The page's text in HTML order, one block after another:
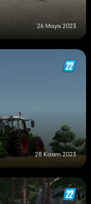
26 Mayıs 2023
28 Kasım 2023